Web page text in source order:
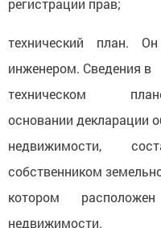
регистрации прав;
технический план.
инженером. Сведения в
техническом
основании декларации
недвижимости,
собственником
котором
недвижимости.